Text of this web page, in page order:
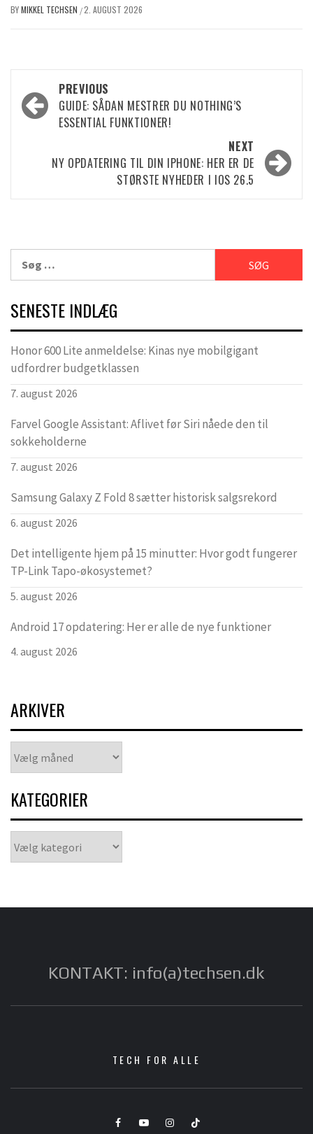
BYMIKKEL TECHSEN /2. AUGUST 2026
Post
navigation
PREVIOUS
GUIDE: SÅDAN MESTRER DU NOTHING’S
ESSENTIAL FUNKTIONER!
NEXT
NY OPDATERING TIL DIN IPHONE: HER ER DE
STØRSTE NYHEDER I IOS 26.5
efter:
SENESTE INDLÆG
Honor 600 Lite anmeldelse: Kinas nye mobilgigant
udfordrer budgetklassen
7. august 2026
Farvel Google Assistant: Aflivet før Siri nåede den til
sokkeholderne
7. august 2026
Samsung Galaxy Z Fold 8 sætter historisk salgsrekord
6. august 2026
Det intelligente hjem på 15 minutter: Hvor godt fungerer
TP-Link Tapo-økosystemet?
5. august 2026
Android 17 opdatering: Her er alle de nye funktioner
4. august 2026
ARKIVER
KATEGORIER
KONTAKT: info(a)techsen.dk
TECH FOR ALLE
FacebookYouTubeInstagramTikTok